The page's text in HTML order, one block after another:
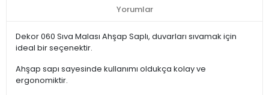
Yorumlar
Dekor 060 Sıva Malası Ahşap Saplı, duvarları sıvamak için
ideal bir seçenektir.
Ahşap sapı sayesinde kullanımı oldukça kolay ve
ergonomiktir.